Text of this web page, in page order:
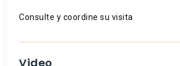
Consulte y coordine su visita
Video